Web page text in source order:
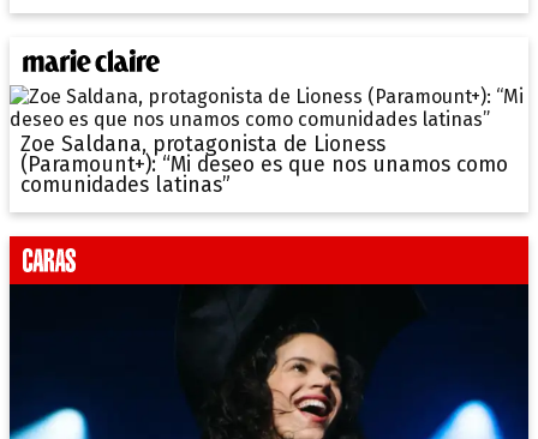
Zoe Saldana, protagonista de Lioness
(Paramount+): “Mi deseo es que nos unamos como
comunidades latinas”